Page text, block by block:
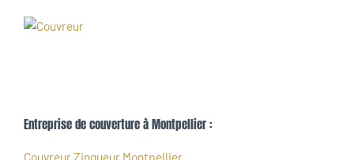
Entreprise de couverture à Montpellier :
Couvreur Zingueur Montpellier